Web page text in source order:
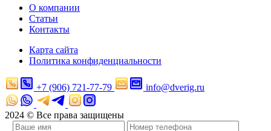
О компании
Статьи
Контакты
Карта сайта
Политика конфиденциальности
+7 (906) 721-77-79 info@dverig.ru
2024 © Все права защищены